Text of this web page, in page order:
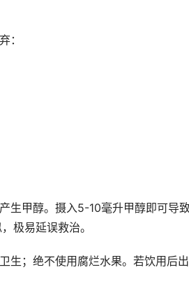
：
生甲醇。摄入5-10毫升甲醇即可导
极易延误救治。
生；绝不使用腐烂水果。若饮用后